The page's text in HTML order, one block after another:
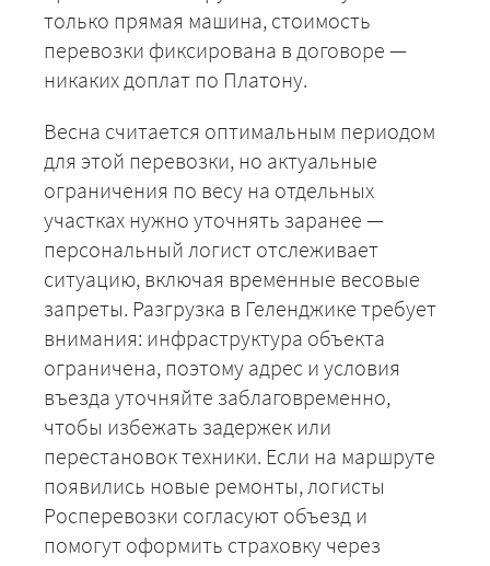
только прямая машина, стоимость
перевозки фиксирована в договоре —
никаких доплат по Платону.
Весна считается оптимальным периодом
для этой перевозки, но актуальные
ограничения по весу на отдельных
участках нужно уточнять заранее —
персональный логист отслеживает
ситуацию, включая временные весовые
запреты. Разгрузка в Геленджике требует
внимания: инфраструктура объекта
ограничена, поэтому адрес и условия
въезда уточняйте заблаговременно,
чтобы избежать задержек или
перестановок техники. Если на маршруте
появились новые ремонты, логисты
Росперевозки согласуют объезд и
помогут оформить страховку через
+7 (499) 520-05-23
ЗАКАЗАТЬ